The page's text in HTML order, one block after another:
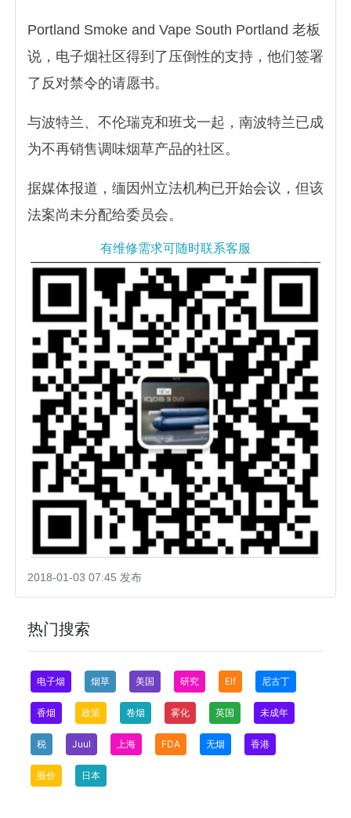
Portland Smoke and Vape South Portland 老板
说，电子烟社区得到了压倒性的支持，他们签署
了反对禁令的请愿书。
与波特兰、不伦瑞克和班戈一起，南波特兰已成
为不再销售调味烟草产品的社区。
据媒体报道，缅因州立法机构已开始会议，但该
法案尚未分配给委员会。
有维修需求可随时联系客服
2018-01-03 07:45 发布
热门搜索
电子烟 烟草 美国 研究 Elf 尼古丁
香烟 政策 卷烟 雾化 英国 未成年
税 Juul 上海 FDA 无烟 香港
股价 日本